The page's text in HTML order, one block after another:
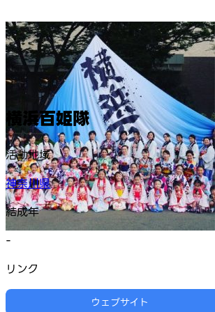
横浜百姫隊
活動地域
神奈川県
結成年
-
リンク
ウェブサイト